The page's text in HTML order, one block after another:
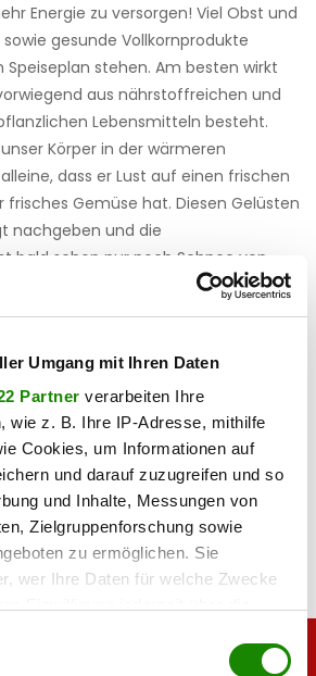
Umgang mit Ihren Daten
Partner verarbeiten Ihre
wie z. B. Ihre IP-Adresse, mithilfe
Cookies, um Informationen auf
und darauf zuzugreifen und so
und Inhalte, Messungen von
Zielgruppenforschung sowie
zu ermöglichen. Sie
wer Ihre Daten für welche Zwecke
oder widerrufen
Energie zu versorgen! Viel Obst und
gesunde Vollkornprodukte
stehen. Am besten wirkt
aus nährstoffreichen und
Lebensmitteln besteht.
Körper in der wärmeren
dass er Lust auf einen frischen
frisches Gemüse hat. Diesen Gelüsten
nachgeben und die
bald schon nur noch Schnee von
Artikel.